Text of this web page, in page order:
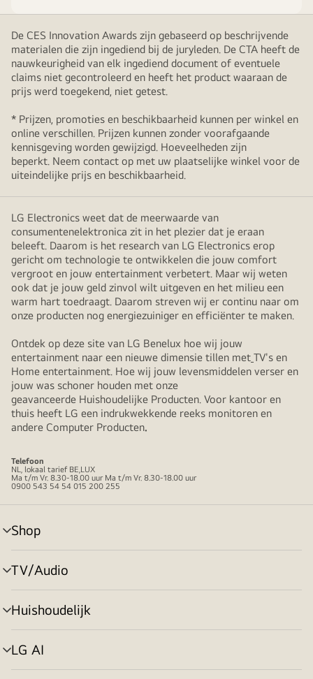
De CES Innovation Awards zijn gebaseerd op beschrijvende
materialen die zijn ingediend bij de juryleden. De CTA heeft de
nauwkeurigheid van elk ingediend document of eventuele
claims niet gecontroleerd en heeft het product waaraan de
prijs werd toegekend, niet getest.
* Prijzen, promoties en beschikbaarheid kunnen per winkel en
online verschillen. Prijzen kunnen zonder voorafgaande
kennisgeving worden gewijzigd. Hoeveelheden zijn
beperkt. Neem contact op met uw plaatselijke winkel voor de
uiteindelijke prijs en beschikbaarheid.
LG Electronics weet dat de meerwaarde van
consumentenelektronica zit in het plezier dat je eraan
beleeft. Daarom is het research van LG Electronics erop
gericht om technologie te ontwikkelen die jouw comfort
vergroot en jouw entertainment verbetert. Maar wij weten
ook dat je jouw geld zinvol wilt uitgeven en het milieu een
warm hart toedraagt. Daarom streven wij er continu naar om
onze producten nog energiezuiniger en efficiënter te maken.
Ontdek op deze site van LG Benelux hoe wij jouw
entertainment naar een nieuwe dimensie tillen met TV's en
Home entertainment. Hoe wij jouw levensmiddelen verser en
jouw was schoner houden met onze
geavanceerde Huishoudelijke Producten. Voor kantoor en
thuis heeft LG een indrukwekkende reeks monitoren en
andere Computer Producten.
Telefoon
NL, lokaal tarief BE,LUX
Ma t/m Vr. 8.30-18.00 uur Ma t/m Vr. 8.30-18.00 uur
0900 543 54 54 015 200 255
Shop
menu
in-/uitschakelen
TV/Audio
menu
in-/uitschakelen
Huishoudelijk
menu
in-/uitschakelen
LG AI
menu
in-/uitschakelen